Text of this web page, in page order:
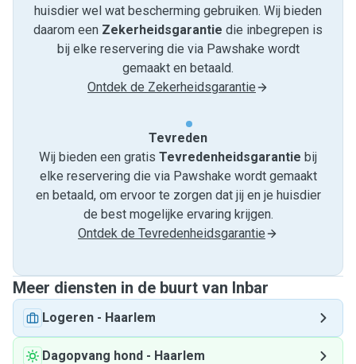
huisdier wel wat bescherming gebruiken. Wij bieden
daarom een Zekerheidsgarantie die inbegrepen is
bij elke reservering die via Pawshake wordt
gemaakt en betaald.
Ontdek de Zekerheidsgarantie
Tevreden
Wij bieden een gratis Tevredenheids­garantie bij
elke reservering die via Pawshake wordt gemaakt
en betaald, om ervoor te zorgen dat jij en je huisdier
de best mogelijke ervaring krijgen.
Ontdek de Tevredenheidsgarantie
Meer diensten in de buurt van Inbar
Logeren - Haarlem
Dagopvang hond - Haarlem